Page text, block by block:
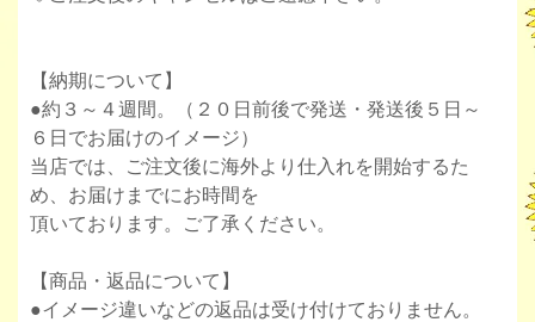
【納期について】
●約３～４週間。（２０日前後で発送・発送後５日～
６日でお届けのイメージ）
当店では、ご注文後に海外より仕入れを開始するた
め、お届けまでにお時間を
頂いております。ご了承ください。
【商品・返品について】
●イメージ違いなどの返品は受け付けておりません。